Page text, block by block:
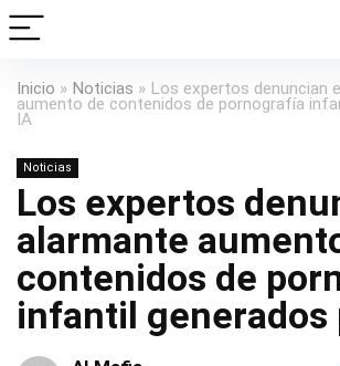
Inicio » Noticias » Los expertos denuncian
aumento de contenidos de pornografía
IA
Noticias
Los expertos
alarmante
contenidos de
infantil generados